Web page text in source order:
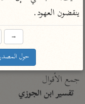
تفسير ابن كثير
تفسير القرطبي
جمع الأقوال
تفسير ابن الجوزي
ينقضون العهود.
→
حول